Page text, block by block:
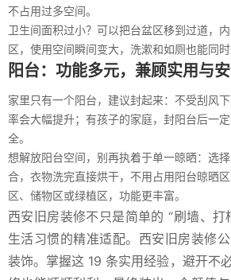
不占用过多空间。
卫生间面积过小？可以把台盆区移到过道，
区，使用空间瞬间变大，洗漱和如厕也能同时
阳台：功能多元，兼顾实用与
家里只有一个阳台，建议封起来：不受刮风
率会大幅提升；有孩子的家庭，封阳台后一
全。
想解放阳台空间，别再执着于单一晾晒：选
合，衣物洗完直接烘干，不用占用阳台晾晒
区、储物区或绿植区，功能更丰富。
西安旧房装修不只是简单的 “刷墙、打
生活习惯的精准适配。西安旧房装修
装饰。掌握这 19 条实用经验，避开不